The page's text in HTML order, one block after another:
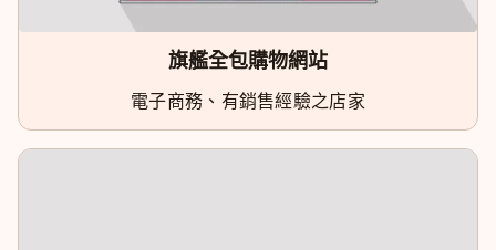
旗艦全包購物網站
電子商務、有銷售經驗之店家